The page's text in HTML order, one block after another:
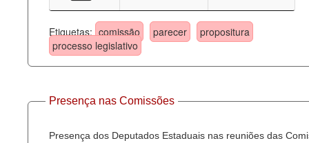
Etiquetas: comissão parecer
propositura
processo legislativo
Presença nas Comissões
Presença dos Deputados Estaduais nas reuniões das